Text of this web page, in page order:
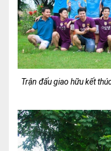
Trận đấu giao hữu kết